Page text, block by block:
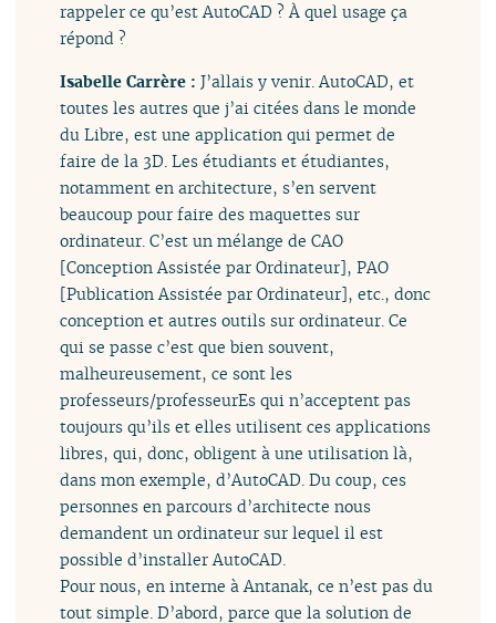
rappeler ce qu’est AutoCAD ? À quel usage ça
répond ?
Isabelle Carrère :J’allais y venir. AutoCAD, et
toutes les autres que j’ai citées dans le monde
du Libre, est une application qui permet de
faire de la 3D. Les étudiants et étudiantes,
notamment en architecture, s’en servent
beaucoup pour faire des maquettes sur
ordinateur. C’est un mélange de CAO
[Conception Assistée par Ordinateur], PAO
[Publication Assistée par Ordinateur], etc., donc
conception et autres outils sur ordinateur. Ce
qui se passe c’est que bien souvent,
malheureusement, ce sont les
professeurs/professeurEs qui n’acceptent pas
toujours qu’ils et elles utilisent ces applications
libres, qui, donc, obligent à une utilisation là,
dans mon exemple, d’AutoCAD. Du coup, ces
personnes en parcours d’architecte nous
demandent un ordinateur sur lequel il est
possible d’installer AutoCAD.
Pour nous, en interne à Antanak, ce n’est pas du
tout simple. D’abord, parce que la solution de